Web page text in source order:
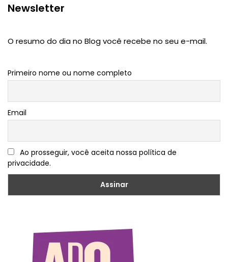
Newsletter
O resumo do dia no Blog você recebe no seu e-mail.
Primeiro nome ou nome completo
Email
Ao prosseguir, você aceita nossa política de
privacidade.